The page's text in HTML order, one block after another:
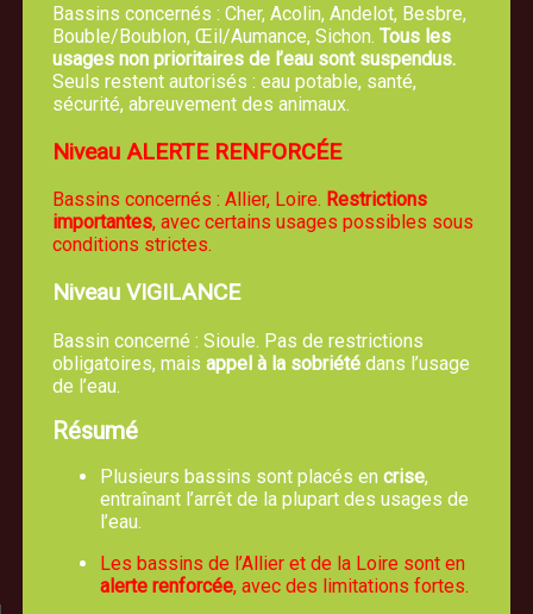
5, route de Moulins 03460 Trévol
04 70 42 61 44
Bassins concernés : Cher, Acolin, Andelot, Besbre,
Bouble/Boublon, Œil/Aumance, Sichon. Tous les
usages non prioritaires de l’eau sont suspendus.
Seuls restent autorisés : eau potable, santé,
sécurité, abreuvement des animaux.
Niveau ALERTE RENFORCÉE
Bassins concernés : Allier, Loire. Restrictions
importantes, avec certains usages possibles sous
conditions strictes.
Niveau VIGILANCE
Bassin concerné : Sioule. Pas de restrictions
obligatoires, mais appel à la sobriétédans l’usage
de l’eau.
Résumé
Plusieurs bassins sont placés en crise,
entraînant l’arrêt de la plupart des usages de
l’eau.
Les bassins de l’Allier et de la Loire sont en
alerte renforcée, avec des limitations fortes.